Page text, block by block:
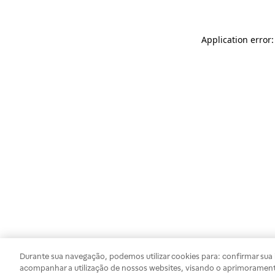
Application
Durante sua navegação, podemos utilizar cookies para: confirmar
acompanhar a utilização de nossos websites, visando o